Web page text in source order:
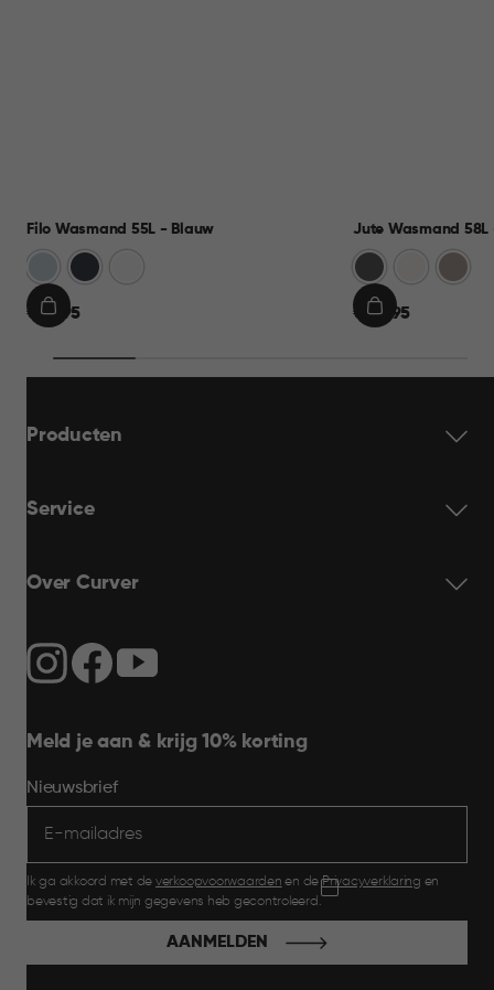
Filo Wasmand 55L - Blauw
BlauwAntraciet
€€ 21,95
IN
Jute Wasmand
Antraciet Taupe
€€ 22,95
IN
Producten
Service
Over Curver
Meld je aan & krijg 10% korting
Nieuwsbrief
Ik ga akkoord met de verkoopvoorwaarden en dePrivacyverklaring en
bevestig dat ik mijn gegevens heb gecontroleerd.
AANMELDEN